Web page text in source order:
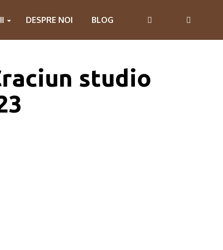
DESPRE NOI BLOG
studio